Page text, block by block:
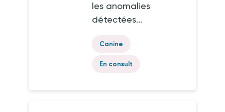
les anomalies
détectées...
Canine
En consult